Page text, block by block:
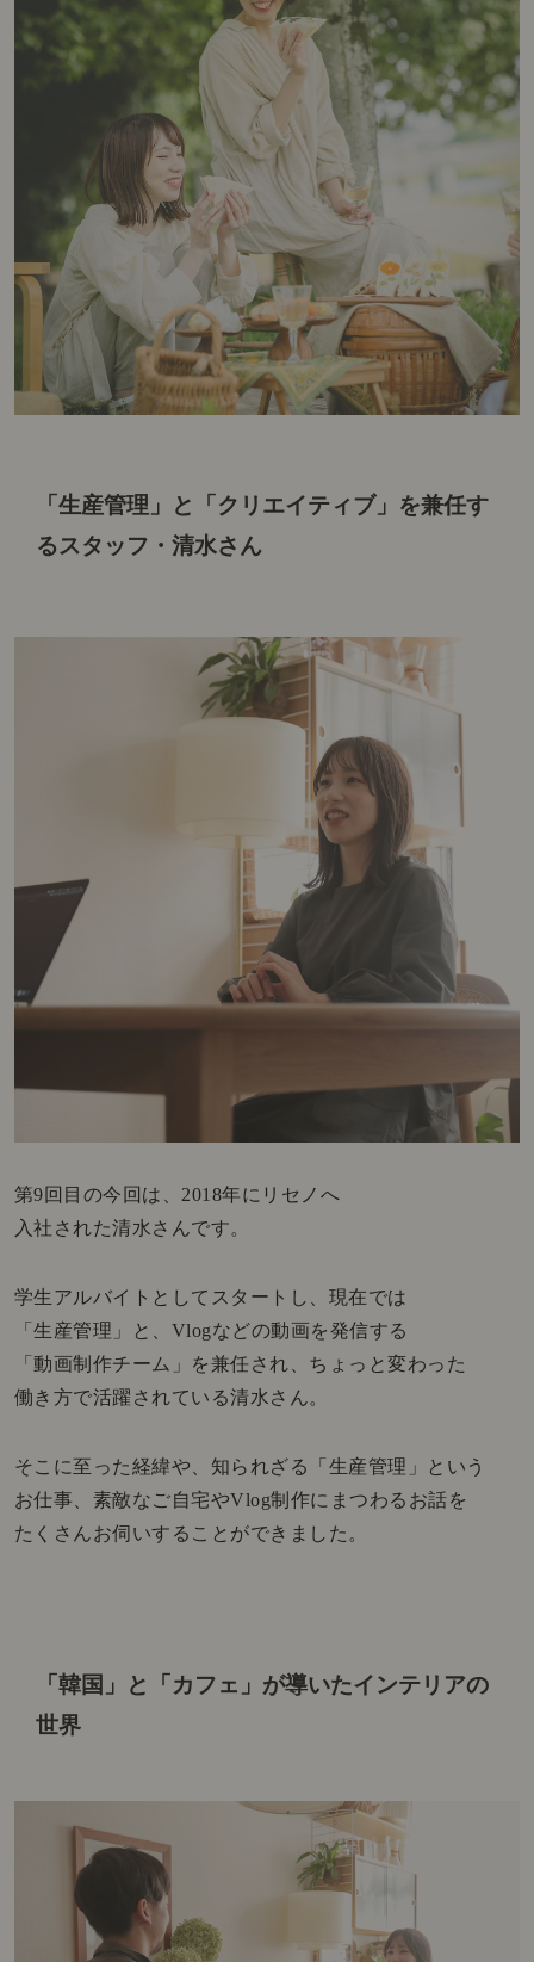
「生産管理」と「クリエイティブ」を兼任す
るスタッフ・清水さん
第9回目の今回は、2018年にリセノへ
入社された清水さんです。
学生アルバイトとしてスタートし、現在では
「生産管理」と、Vlogなどの動画を発信する
「動画制作チーム」を兼任され、ちょっと変わった
働き方で活躍されている清水さん。
そこに至った経緯や、知られざる「生産管理」という
お仕事、素敵なご自宅やVlog制作にまつわるお話を
たくさんお伺いすることができました。
「韓国」と「カフェ」が導いたインテリアの
世界